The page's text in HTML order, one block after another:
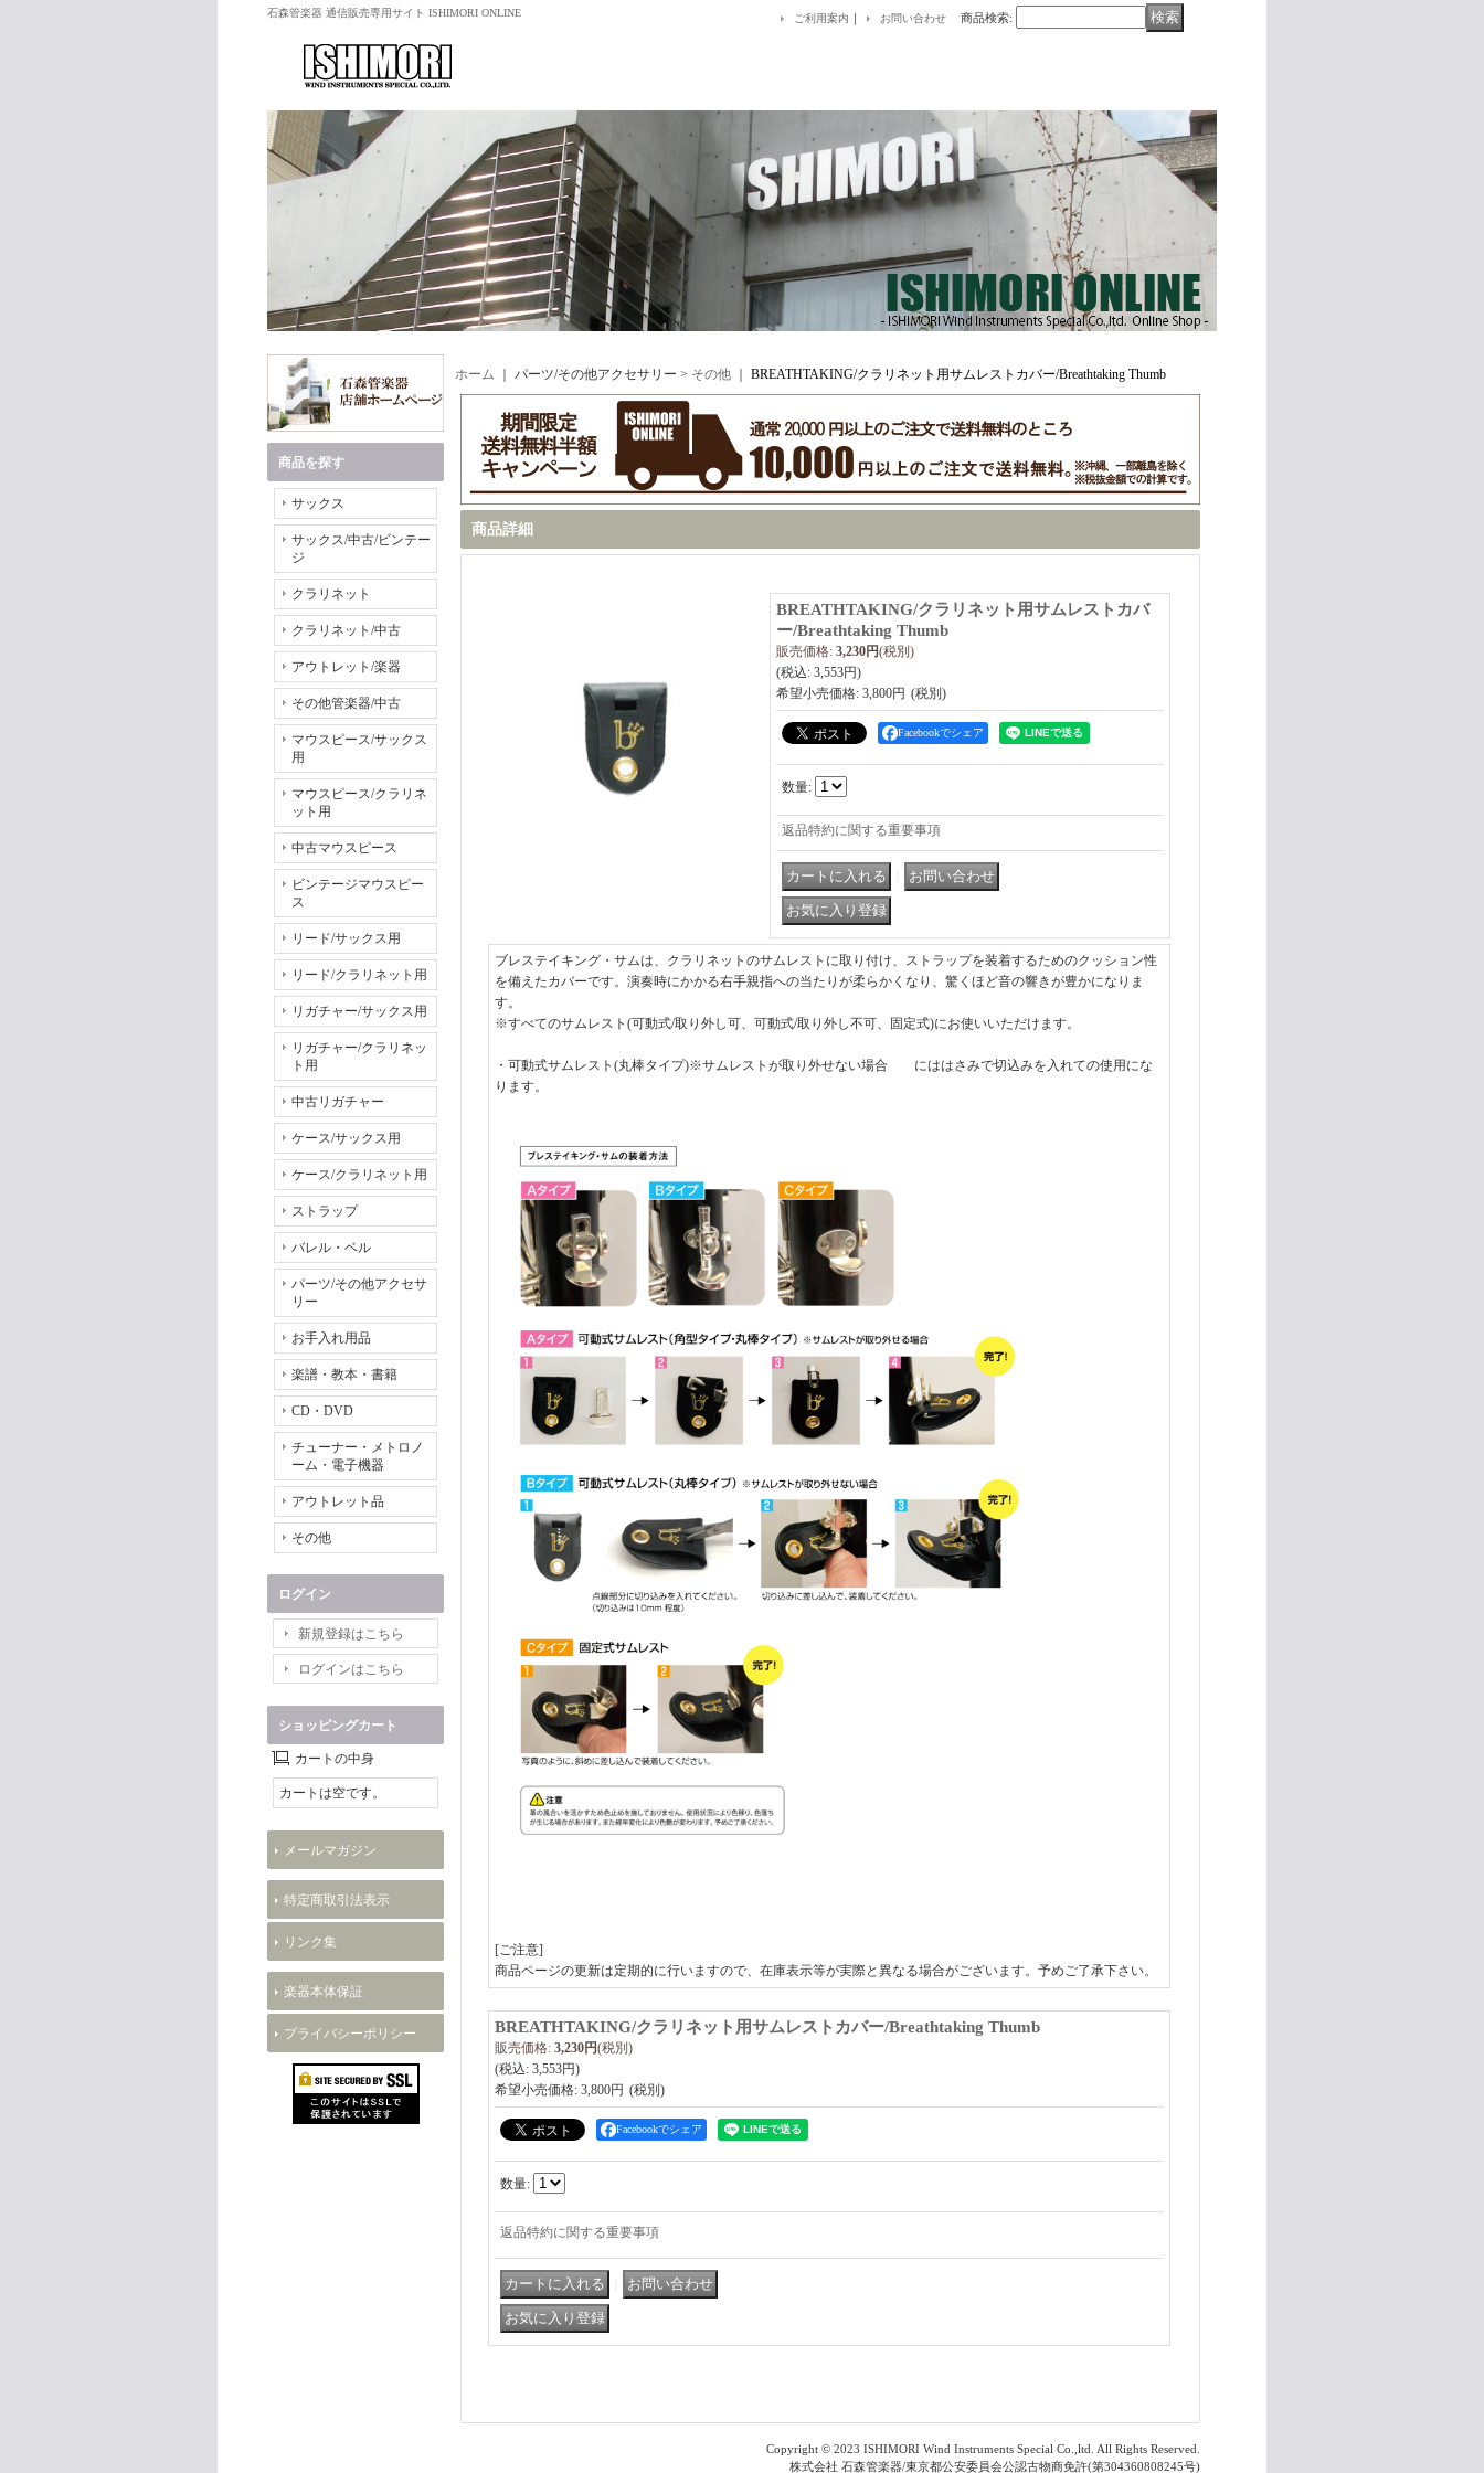
石森管楽器 通信販売専用サイト ISHIMORI ONLINE ご利用案内 ｜ お問い合わせ 商品検索:
商品を探す
サックス
サックス/中古/ビンテー
ジ
クラリネット
クラリネット/中古
アウトレット/楽器
その他管楽器/中古
マウスピース/サックス
用
マウスピース/クラリネ
ット用
中古マウスピース
ビンテージマウスピー
ス
リード/サックス用
リード/クラリネット用
リガチャー/サックス用
リガチャー/クラリネッ
ト用
中古リガチャー
ケース/サックス用
ケース/クラリネット用
ストラップ
バレル・ベル
パーツ/その他アクセサ
リー
お手入れ用品
楽譜・教本・書籍
CD・DVD
チューナー・メトロノ
ーム・電子機器
アウトレット品
その他
ログイン
新規登録はこちら
ログインはこちら
ショッピングカート
カートの中身
カートは空です。
メールマガジン
特定商取引法表示
リンク集
楽器本体保証
プライバシーポリシー
ホーム ｜ パーツ/その他アクセサリー > その他 BREATHTAKING/クラリネット用サムレストカバー/Breathtaking Thumb
商品詳細
BREATHTAKING/クラリネット用サムレストカバ
ー/Breathtaking Thumb
販売価格: 3,230円(税別)
(税込: 3,553円)
希望小売価格: 3,800円
Facebookでシェア
数量:
返品特約に関する重要事項
ブレステイキング・サムは、クラリネットのサムレストに取り付け、ストラップを装着するためのクッション性
を備えたカバーです。演奏時にかかる右手親指への当たりが柔らかくなり、驚くほど音の響きが豊かになりま
す。
※すべてのサムレスト(可動式/取り外し可、可動式/取り外し不可、固定式)にお使いいただけます。
・可動式サムレスト(丸棒タイプ)※サムレストが取り外せない場合 にははさみで切込みを入れての使用にな
ります。
[ご注意]
商品ページの更新は定期的に行いますので、在庫表示等が実際と異なる場合がございます。予めご了承下さい。
BREATHTAKING/クラリネット用サムレストカバー/Breathtaking Thumb
販売価格: 3,230円(税別)
(税込: 3,553円)
希望小売価格: 3,800円
Facebookでシェア
数量:
返品特約に関する重要事項
Copyright © 2023 ISHIMORI Wind Instruments Special Co.,ltd. All Rights Reserved.
株式会社 石森管楽器/東京都公安委員会公認古物商免許(第304360808245号)